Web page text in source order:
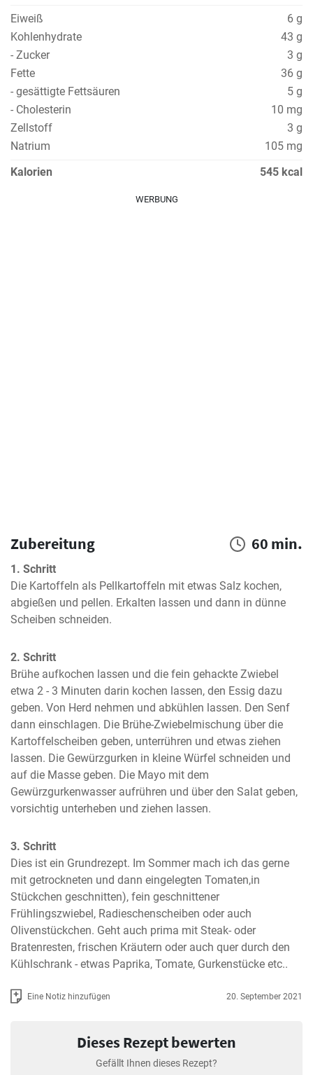
Eiweiß
6 g
Kohlenhydrate
43 g
- Zucker
3 g
Fette
36 g
- gesättigte Fettsäuren
5 g
- Cholesterin
10 mg
Zellstoff
3 g
Natrium
105 mg
Kalorien
545 kcal
WERBUNG
Zubereitung 60 min.
1. Schritt
Die Kartoffeln als Pellkartoffeln mit etwas Salz kochen,
abgießen und pellen. Erkalten lassen und dann in dünne
Scheiben schneiden.
2. Schritt
Brühe aufkochen lassen und die fein gehackte Zwiebel
etwa 2 - 3 Minuten darin kochen lassen, den Essig dazu
geben. Von Herd nehmen und abkühlen lassen. Den Senf
dann einschlagen. Die Brühe-Zwiebelmischung über die
Kartoffelscheiben geben, unterrühren und etwas ziehen
lassen. Die Gewürzgurken in kleine Würfel schneiden und
auf die Masse geben. Die Mayo mit dem
Gewürzgurkenwasser aufrühren und über den Salat geben,
vorsichtig unterheben und ziehen lassen.
3. Schritt
Dies ist ein Grundrezept. Im Sommer mach ich das gerne
mit getrockneten und dann eingelegten Tomaten,in
Stückchen geschnitten), fein geschnittener
Frühlingszwiebel, Radieschenscheiben oder auch
Olivenstückchen. Geht auch prima mit Steak- oder
Bratenresten, frischen Kräutern oder auch quer durch den
Kühlschrank - etwas Paprika, Tomate, Gurkenstücke etc..
Eine Notiz hinzufügen 20. September 2021
Dieses Rezept bewerten
Gefällt Ihnen dieses Rezept?